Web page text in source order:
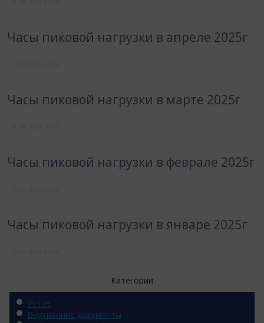
Часы пиковой нагрузки в апреле 2025г
Часы пиковой нагрузки в марте 2025г
Часы пиковой нагрузки в феврале 2025г
Часы пиковой нагрузки в январе 2025г
Категории
Устав
Внутренние документы